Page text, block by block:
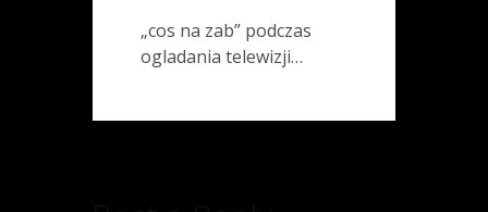
„cos na zab” podczas
ogladania telewizji…